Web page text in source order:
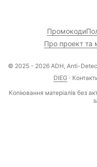
Промокоди
Про проект та
© 2025 - 2026 ADH, Anti-
DIEG ·
Копіювання матеріалів без